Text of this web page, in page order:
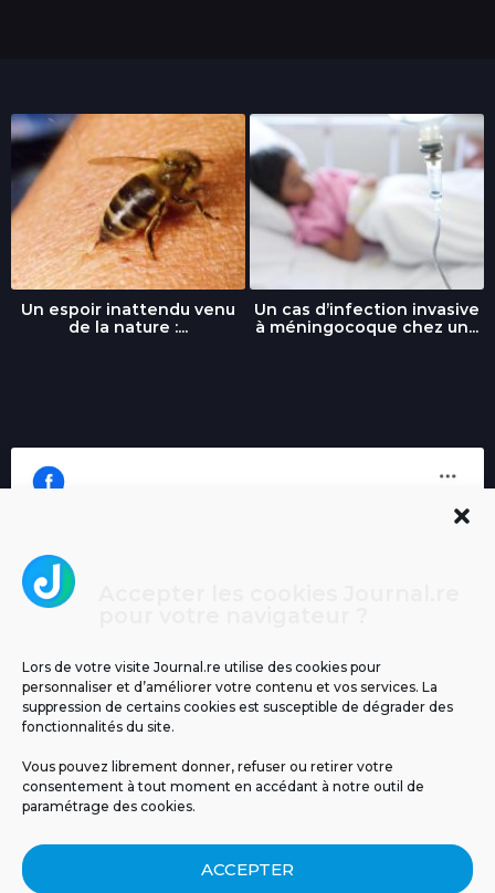
Lors de votre visite Journal.re utilise des cookies pour
personnaliser et d’améliorer votre contenu et vos services. La
suppression de certains cookies est susceptible de dégrader des
fonctionnalités du site.
Vous pouvez librement donner, refuser ou retirer votre
consentement à tout moment en accédant à notre outil de
paramétrage des cookies.
ACCEPTER
Un espoir inattendu venu
de la nature :...
Un cas d’infection invasive
à méningocoque chez un...
MENTIONS LÉGALES PUBLICITÉ
BLOG
NOS ÉMISSIONS
POLITIQUE DE CONFIDENTIALITÉ